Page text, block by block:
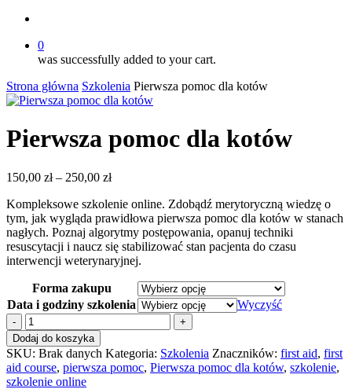
0
was successfully added to your cart.
Strona główna Szkolenia Pierwsza pomoc dla kotów
Pierwsza pomoc dla kotów
150,00 zł – 250,00 złZakres
od
150,00 zł
do
250,00 zł
Kompleksowe szkolenie online. Zdobądź merytoryczną wiedzę o
tym, jak wygląda prawidłowa pierwsza pomoc dla kotów w stanach
nagłych. Poznaj algorytmy postępowania, opanuj techniki
resuscytacji i naucz się stabilizować stan pacjenta do czasu
interwencji weterynaryjnej.
Forma zakupu
Data i godziny szkolenia
Wyczyść
ilość
Pierwsza
pomoc
dla
kotów
Dodaj do koszyka
SKU: Brak danych Kategoria: Szkolenia Znaczników: first aid, first
aid course, pierwsza pomoc, Pierwsza pomoc dla kotów, szkolenie,
szkolenie online